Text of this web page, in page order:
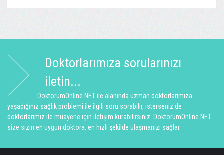
Doktorlarımıza sorularınızı
iletin...
DoktorumOnline.NET ile alanında uzman doktorlarımıza
yaşadığınız sağlık problemi ile ilgili soru sorabilir, isterseniz de
doktorlarımız ile muayene için iletişim kurabilirsiniz. DoktorumOnline.NET
size sizin en uygun doktora, en hızlı şekilde ulaşmanızı sağlar.